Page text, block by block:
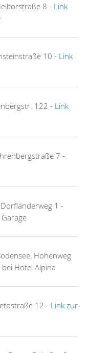
8 - Link
10 - Link
122 - Link
7 -
1 -
Höhenweg
Hotel Alpina
12 - Link zur